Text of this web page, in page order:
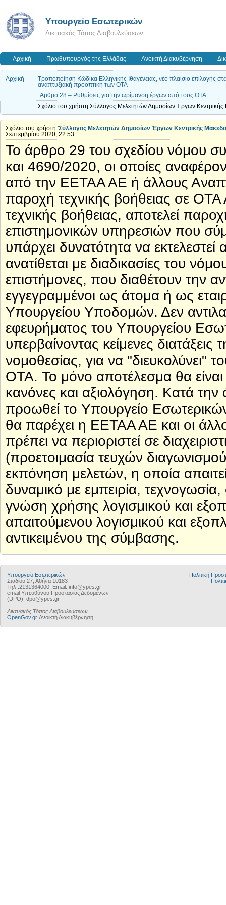
Υπουργείο Εσωτερικών
Δικτυακός Τόπος Διαβουλεύσεων
Αρχική Πρωθυπουργός της Ελλάδας Ανοικτή Διακυβέρνηση
Αρχική
Τροποποίηση Κώδικα Ελληνικής Ιθαγένειας, νέο πλαίσιο επιλογής
αναπτυξιακή προοπτική των ΟΤΑ
Άρθρο 28 – Ρυθμίσεις για την ωρίμανση έργων από τους ΟΤΑ
Σχόλιο του χρήστη Σύλλογος Μελετητών Δημοσίων Έργων
Σχόλιο του χρήστη 'Σύλλογος Μελετητών Δημοσίων Έργων Κεντρικής
Σεπτεμβρίου 2020, 22:53
Το άρθρο 29 του σχεδίου νόμου
και 4690/2020, οι οποίες
από την ΕΕΤΑΑ ΑΕ ή άλλους
παροχή τεχνικής βοήθειας σε
τεχνικής βοήθειας, αποτελεί
επιστημονικών υπηρεσιών που
υπάρχει δυνατότητα να
ανατίθεται με διαδικασίες του
επιστήμονες, που διαθέτουν την
εγγεγραμμένοι ως άτομα ή ως
Υπουργείου Υποδομών. Δεν
εφευρήματος του Υπουργείου
υπερβαίνοντας κείμενες
νομοθεσίας, για να "διευκολύνει"
ΟΤΑ. Το μόνο αποτέλεσμα θα
κανόνες και αξιολόγηση. Κατά
προωθεί το Υπουργείο
θα παρέχει η ΕΕΤΑΑ ΑΕ και οι
πρέπει να περιοριστεί σε
(προετοιμασία τευχών
εκπόνηση μελετών, η οποία
δυναμικό με εμπειρία,
γνώση χρήσης λογισμικού και
απαιτούμενου λογισμικού και
αντικειμένου της σύμβασης.
Υπουργείο Εσωτερικών
Σταδίου 27, Αθήνα 10183
Τηλ.:2131364000, Email: info@ypes.gr
email Υπευθύνου Προστασίας Δεδομένων
(DPO): dpo@ypes.gr
Δικτυακός Τόπος Διαβουλεύσεων
OpenGov.gr Ανοικτή Διακυβέρνηση
Πολιτική